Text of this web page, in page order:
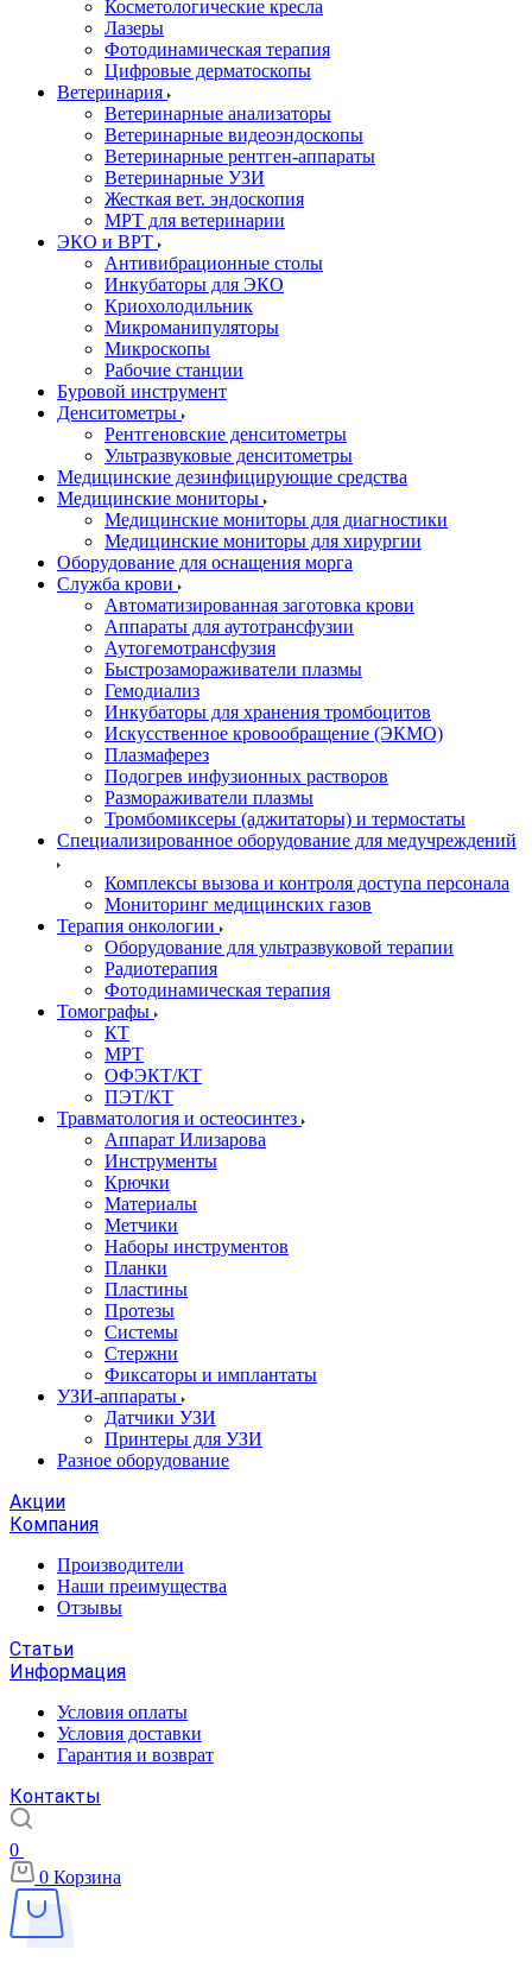
Косметологические кресла
Лазеры
Фотодинамическая терапия
Цифровые дерматоскопы
Ветеринария
Ветеринарные анализаторы
Ветеринарные видеоэндоскопы
Ветеринарные рентген-аппараты
Ветеринарные УЗИ
Жесткая вет. эндоскопия
МРТ для ветеринарии
ЭКО и ВРТ
Антивибрационные столы
Инкубаторы для ЭКО
Криохолодильник
Микроманипуляторы
Микроскопы
Рабочие станции
Буровой инструмент
Денситометры
Рентгеновские денситометры
Ультразвуковые денситометры
Медицинские дезинфицирующие средства
Медицинские мониторы
Медицинские мониторы для диагностики
Медицинские мониторы для хирургии
Оборудование для оснащения морга
Служба крови
Автоматизированная заготовка крови
Аппараты для аутотрансфузии
Аутогемотрансфузия
Быстрозамораживатели плазмы
Гемодиализ
Инкубаторы для хранения тромбоцитов
Искусственное кровообращение (ЭКМО)
Плазмаферез
Подогрев инфузионных растворов
Размораживатели плазмы
Тромбомиксеры (аджитаторы) и термостаты
Специализированное оборудование для медучреждений
Комплексы вызова и контроля доступа персонала
Мониторинг медицинских газов
Терапия онкологии
Оборудование для ультразвуковой терапии
Радиотерапия
Фотодинамическая терапия
Томографы
КТ
МРТ
ОФЭКТ/КТ
ПЭТ/КТ
Травматология и остеосинтез
Аппарат Илизарова
Инструменты
Крючки
Материалы
Метчики
Наборы инструментов
Планки
Пластины
Протезы
Системы
Стержни
Фиксаторы и имплантаты
УЗИ-аппараты
Датчики УЗИ
Принтеры для УЗИ
Разное оборудование
Акции
Компания
Производители
Наши преимущества
Отзывы
Статьи
Информация
Условия оплаты
Условия доставки
Гарантия и возврат
Контакты
0
0 Корзина